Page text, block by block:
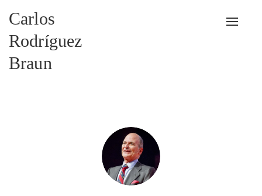
Carlos
Rodríguez
Braun